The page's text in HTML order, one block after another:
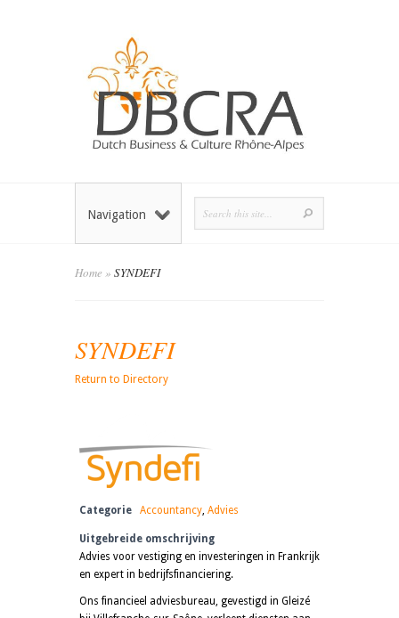
Navigation
Home » SYNDEFI
SYNDEFI
Return to Directory
Categorie Accountancy, Advies
Uitgebreide omschrijving
Advies voor vestiging en investeringen in Frankrijk
en expert in bedrijfsfinanciering.
Ons financieel adviesbureau, gevestigd in Gleizé